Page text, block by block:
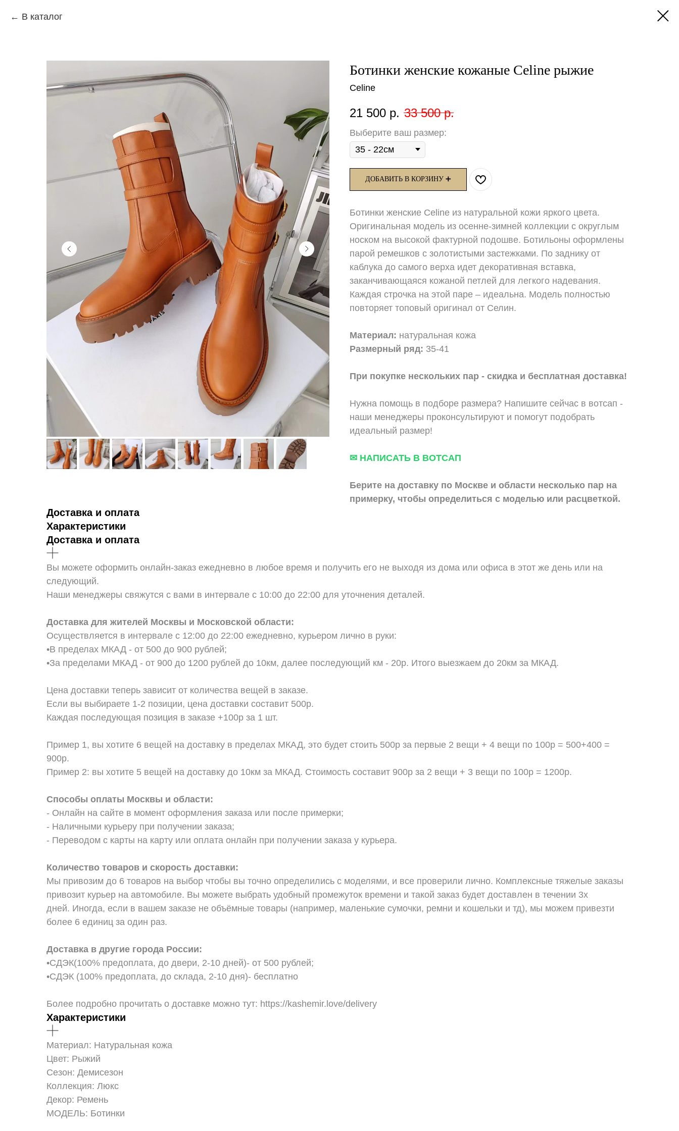
В каталог
Ботинки женские кожаные Celine рыжие
Celine
21 500 р. 33 500 р.
Выберите ваш размер:
ДОБАВИТЬ В КОРЗИНУ ➕
Ботинки женские Celine из натуральной кожи яркого цвета.
Оригинальная модель из осенне-зимней коллекции с округлым
носком на высокой фактурной подошве. Ботильоны оформлены
парой ремешков с золотистыми застежками. По заднику от
каблука до самого верха идет декоративная вставка,
заканчивающаяся кожаной петлей для легкого надевания.
Каждая строчка на этой паре – идеальна. Модель полностью
повторяет топовый оригинал от Селин.
Материал: натуральная кожа
Размерный ряд: 35-41
При покупке нескольких пар - скидка и бесплатная доставка!
Нужна помощь в подборе размера? Напишите сейчас в вотсап -
наши менеджеры проконсультируют и помогут подобрать
идеальный размер!
✉ НАПИСАТЬ В ВОТСАП
Берите на доставку по Москве и области несколько пар на
примерку, чтобы определиться с моделью или расцветкой.
Доставка и оплата
Характеристики
Доставка и оплата
Вы можете оформить онлайн-заказ ежедневно в любое время и получить его не выходя из дома или офиса в этот же день или на
следующий.
Наши менеджеры свяжутся с вами в интервале с 10:00 до 22:00 для уточнения деталей.
Доставка для жителей Москвы и Московской области:
Осуществляется в интервале с 12:00 до 22:00 ежедневно, курьером лично в руки:
•В пределах МКАД - от 500 до 900 рублей;
•За пределами МКАД - от 900 до 1200 рублей до 10км, далее последующий км - 20р. Итого выезжаем до 20км за МКАД.
Цена доставки теперь зависит от количества вещей в заказе.
Если вы выбираете 1-2 позиции, цена доставки составит 500р.
Каждая последующая позиция в заказе +100р за 1 шт.
Пример 1, вы хотите 6 вещей на доставку в пределах МКАД, это будет стоить 500р за первые 2 вещи + 4 вещи по 100р = 500+400 =
900р.
Пример 2: вы хотите 5 вещей на доставку до 10км за МКАД. Стоимость составит 900р за 2 вещи + 3 вещи по 100р = 1200р.
Способы оплаты Москвы и области:
- Онлайн на сайте в момент оформления заказа или после примерки;
- Наличными курьеру при получении заказа;
- Переводом с карты на карту или оплата онлайн при получении заказа у курьера.
Количество товаров и скорость доставки:
Мы привозим до 6 товаров на выбор чтобы вы точно определились с моделями, и все проверили лично. Комплексные тяжелые заказы
привозит курьер на автомобиле. Вы можете выбрать удобный промежуток времени и такой заказ будет доставлен в течении 3х
дней. Иногда, если в вашем заказе не объёмные товары (например, маленькие сумочки, ремни и кошельки и тд), мы можем привезти
более 6 единиц за один раз.
Доставка в другие города России:
•СДЭК(100% предоплата, до двери, 2-10 дней)- от 500 рублей;
•СДЭК (100% предоплата, до склада, 2-10 дня)- бесплатно
Более подробно прочитать о доставке можно тут: https://kashemir.love/delivery
Характеристики
Материал: Натуральная кожа
Цвет: Рыжий
Сезон: Демисезон
Коллекция: Люкс
Декор: Ремень
МОДЕЛЬ: Ботинки